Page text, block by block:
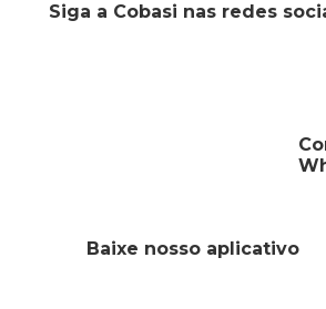
Siga a Cobasi nas redes
Baixe nosso aplicativo